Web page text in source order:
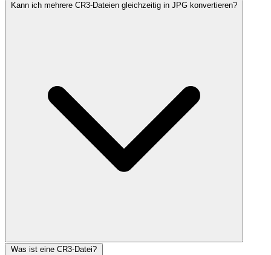
Kann ich mehrere CR3-Dateien gleichzeitig in JPG konvertieren?
Was ist eine CR3-Datei?